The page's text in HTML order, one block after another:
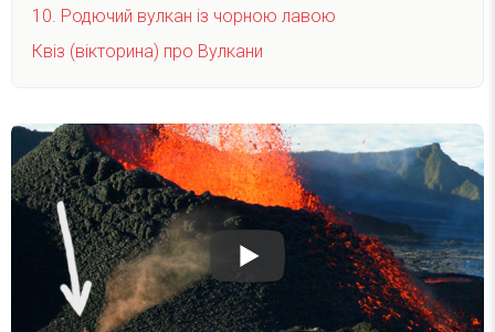
10. Родючий вулкан із чорною лавою
Квіз (вікторина) про Вулкани